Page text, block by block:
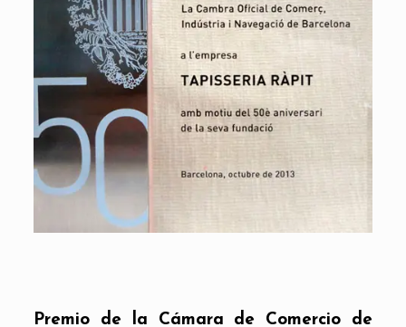
Premio de la Cámara de Comercio de